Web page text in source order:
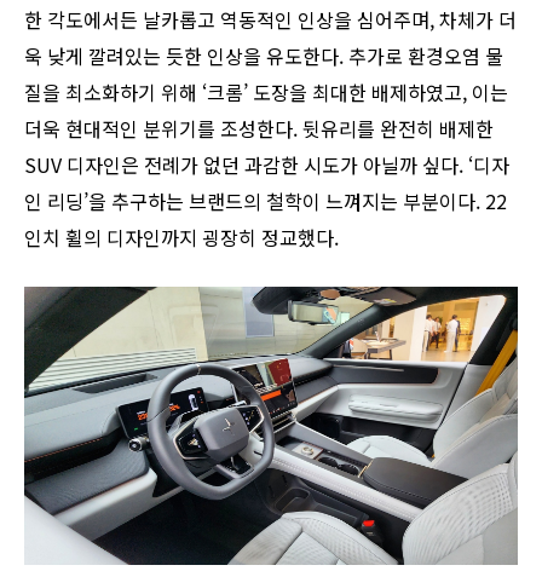
한 각도에서든 날카롭고 역동적인 인상을 심어주며, 차체가 더
욱 낮게 깔려있는 듯한 인상을 유도한다. 추가로 환경오염 물
질을 최소화하기 위해 ‘크롬’ 도장을 최대한 배제하였고, 이는
더욱 현대적인 분위기를 조성한다. 뒷유리를 완전히 배제한
SUV 디자인은 전례가 없던 과감한 시도가 아닐까 싶다. ‘디자
인 리딩’을 추구하는 브랜드의 철학이 느껴지는 부분이다. 22
인치 휠의 디자인까지 굉장히 정교했다.